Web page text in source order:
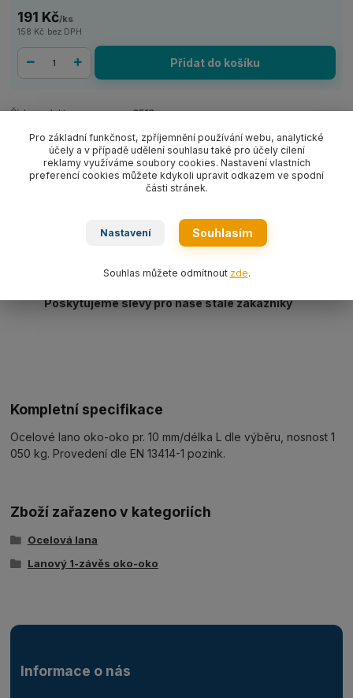
191 Kč/ks
158 Kč bez DPH
Přidat do košíku
Číslo produktu: 0519
Máme 20 let zkušeností na trhu
Vlastní výroba, servis a revize včetně vedení
Poskytujeme slevy pro naše stálé zákazníky
Kompletní specifikace
Ocelové lano oko-oko pr. 10 mm/délka L dle výběru, nosnost 1
050 kg. Provedení dle EN 13414-1 pozink.
Zboží zařazeno v kategoriích
Ocelová lana
Lanový 1-závěs oko-oko
Informace o nás
Pro základní funkčnost, zpříjemnění používání webu, analytické
účely a v případě udělení souhlasu také pro účely cílení
reklamy využíváme soubory cookies. Nastavení vlastních
preferencí cookies můžete kdykoli upravit odkazem ve spodní
části stránek.
Nastavení Souhlasím
Souhlas můžete odmítnout zde.